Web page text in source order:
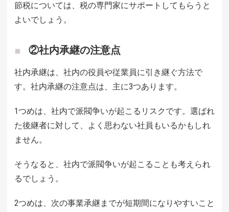
節税については、税の専門家にサポートしてもらうと
よいでしょう。
②社内承継の注意点
社内承継は、社内の役員や従業員に引き継ぐ方法で
す。社内承継の注意点は、主に3つあります。
1つめは、社内で派閥争いが起こるリスクです。選ばれ
た後継者に対して、よく思わない社員もいるかもしれ
ません。
そうなると、社内で派閥争いが起こることも考えられ
るでしょう。
2つめは、次の事業承継までが短期間になりやすいこと